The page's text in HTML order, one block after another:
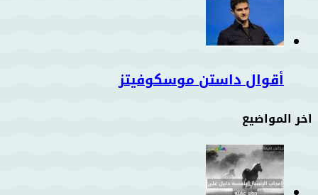
أقوال داستن موسكوفيتز
اخر المواضيع